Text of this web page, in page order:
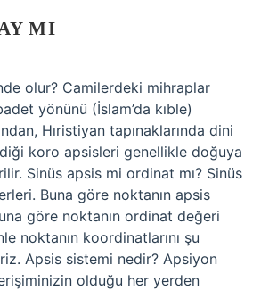
MI
olur? Camilerdeki mihraplar
yönünü (İslam’da kıble)
Hıristiyan tapınaklarında dini
koro apsisleri genellikle doğuya
Sinüs apsis mi ordinat mı? Sinüs
Buna göre noktanın apsis
göre noktanın ordinat değeri
noktanın koordinatlarını şu
Apsis sistemi nedir? Apsiyon
olduğu her yerden